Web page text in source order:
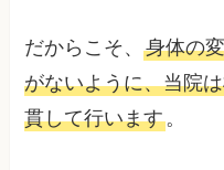
だからこそ、身体の
がないように、当院
貫して行います。